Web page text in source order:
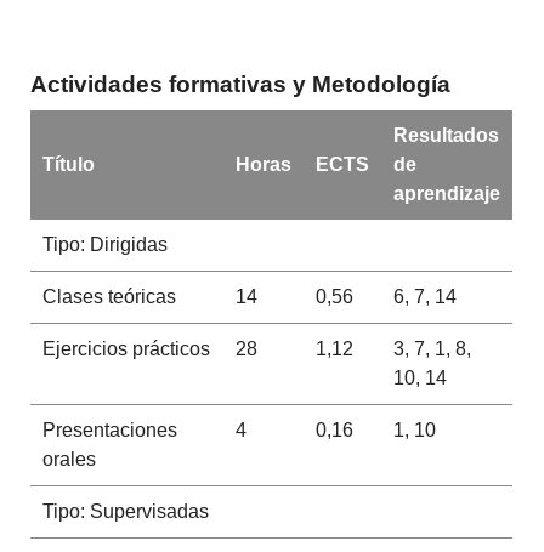
Actividades formativas y Metodología
Título Horas ECTS
Resultados
de
aprendizaje
Tipo: Dirigidas
Clases teóricas 14 0,56 6, 7, 14
Ejercicios prácticos 28 1,12
3, 7, 1, 8,
10, 14
Presentaciones
orales
4 0,16 1, 10
Tipo: Supervisadas